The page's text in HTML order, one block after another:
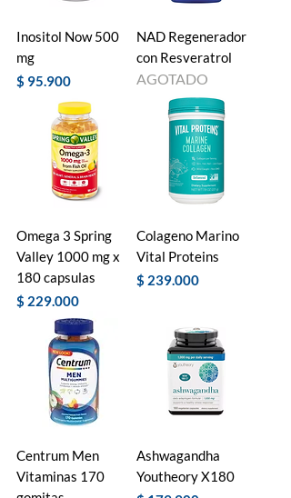
Inositol Now 500
mg
Precio
$ 95.900
NAD Regenerador
con Resveratrol
AGOTADO
Omega 3 Spring
Valley 1000 mg x
180 capsulas
Precio
$ 229.000
Colageno Marino
Vital Proteins
Precio
$ 239.000
Centrum Men
Vitaminas 170
Ashwagandha
Youtheory X180